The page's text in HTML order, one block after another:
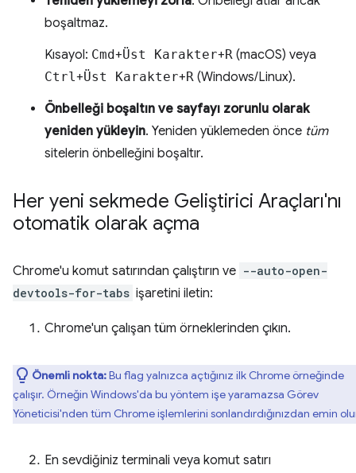
boşaltmaz.
Kısayol: Cmd+Üst Karakter+R (macOS) veya
Ctrl+Üst Karakter+R (Windows/Linux).
Önbelleği boşaltın ve sayfayı zorunlu olarak
yeniden yükleyin. Yeniden yüklemeden önce tüm
sitelerin önbelleğini boşaltır.
Her yeni sekmede Geliştirici Araçları'nı
otomatik olarak açma
Chrome'u komut satırından çalıştırın ve --auto-open-
devtools-for-tabs işaretini iletin:
Chrome'un çalışan tüm örneklerinden çıkın.
Önemli nokta:Bu flag yalnızca açtığınız ilk Chrome örneğinde
çalışır. Örneğin Windows'da bu yöntem işe yaramazsa Görev
Yöneticisi'nden tüm Chrome işlemlerini sonlandırdığınızdan emin
En sevdiğiniz terminali veya komut satırı